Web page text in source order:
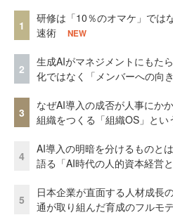
1
研修は「10％のオマケ」で
速術
NEW
2
生成AIがマネジメントにもた
化ではなく「メンバーへの向
3
なぜAI導入の成否が人事にか
組織をつくる「組織OS」とい
4
AI導入の明暗を分けるものと
語る「AI時代の人的資本経営
5
日本企業が直面する人材成
通が取り組んだ育成のフルモ